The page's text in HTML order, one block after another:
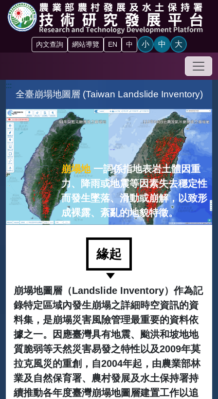
跳到主要內容區塊
內文查詢 網站導覽 EN 中 小 中 大
手機
:::
全臺崩塌地圖層 (Taiwan Landslide Inventory)
崩塌地 一詞係指地表岩土體因重
力、降雨或地震等因素失去穩定性
而發生墜落、滑動或崩解，以致形
成裸露、紊亂的地貌特徵。
緣起
崩塌地圖層（Landslide Inventory）作為記
錄特定區域內發生崩塌之詳細時空資訊的資
料集，是崩塌災害風險管理最重要的資料依
據之一。因應臺灣具有地震、颱洪和坡地地
質脆弱等天然災害易發之特性以及2009年莫
拉克風災的重創，自2004年起，由農業部林
業及自然保育署、農村發展及水土保持署持
續推動各年度臺灣崩塌地圖層建置工作以追